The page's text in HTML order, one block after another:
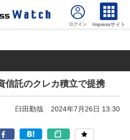
Impressサイト
信託のクレカ積立で提携
臼田勤哉 2024年7月26日 13:30